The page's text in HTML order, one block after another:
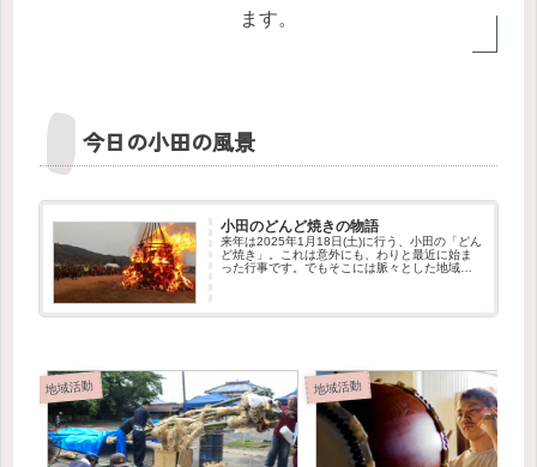
ます。
今日の小田の風景
小田のどんど焼きの物語
来年は2025年1月18日(土)に行う、小田の「どん
ど焼き」。これは意外にも、わりと最近に始ま
った行事です。でもそこには脈々とした地域の
地域活動 地域活動